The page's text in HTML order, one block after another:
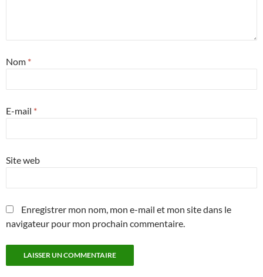
Nom *
E-mail *
Site web
Enregistrer mon nom, mon e-mail et mon site dans le
navigateur pour mon prochain commentaire.